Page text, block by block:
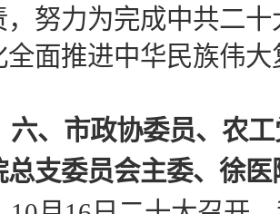
，努力为完成中共二
全面推进中华民族伟
六、市政协委员、农
总支委员会主委、徐